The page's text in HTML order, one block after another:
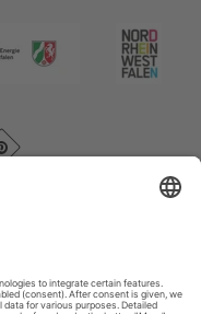
57392 Schmallenberg